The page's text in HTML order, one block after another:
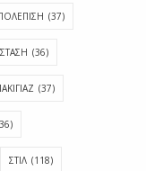
(37)
(36)
(37)
ΣΤΙΛ (118)